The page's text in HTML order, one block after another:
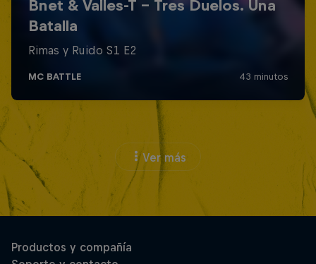
Ver más